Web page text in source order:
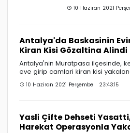
10 Haziran 2021
Antalya'da Baskasinin
Kiran Kisi Gözaltina Alindi
Antalya'nin Muratpasa ilçesinde,
eve girip camlari kiran kisi
10 Haziran 2021 Perşembe 23:43:15
Yasli Çifte Dehseti
Harekat Operasyonla